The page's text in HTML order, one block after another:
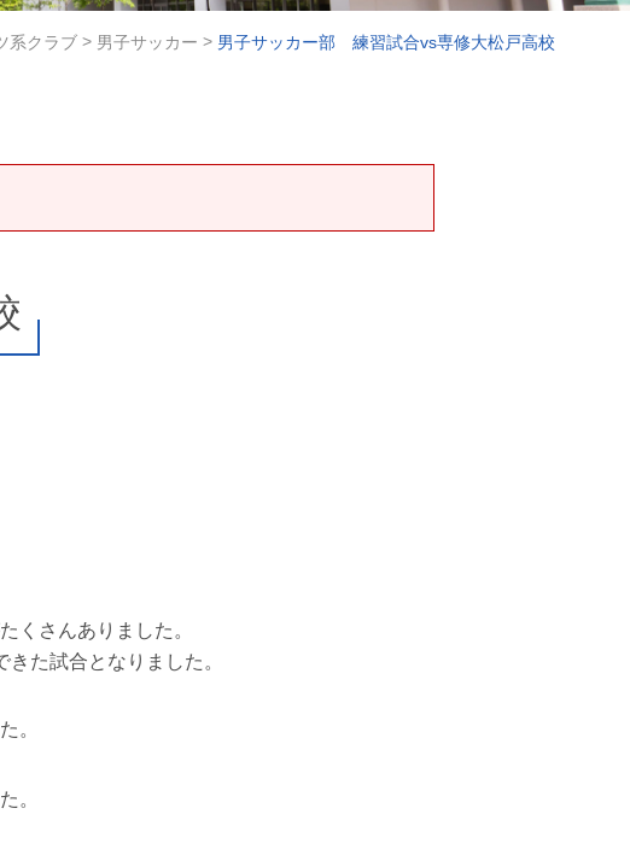
系クラブ > 男子サッカー > 男子サッカー部 練習試合vs専修大松戸高校
くさんありました。
た試合となりました。
。
。